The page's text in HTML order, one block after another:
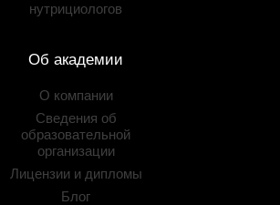
нутрициологов
Об академии
О компании
Сведения об
образовательной
организации
Лицензии и дипломы
Блог